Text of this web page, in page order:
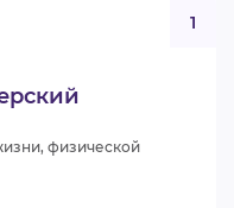
1
физической